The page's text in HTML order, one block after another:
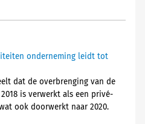
onderneming leidt tot
dat de overbrenging van de
is verwerkt als een privé-
ook doorwerkt naar 2020.